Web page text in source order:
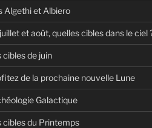
Algethi et Albiero
et août, quelles cibles dans le ciel
cibles de juin
de la prochaine nouvelle Lune
Galactique
cibles du Printemps